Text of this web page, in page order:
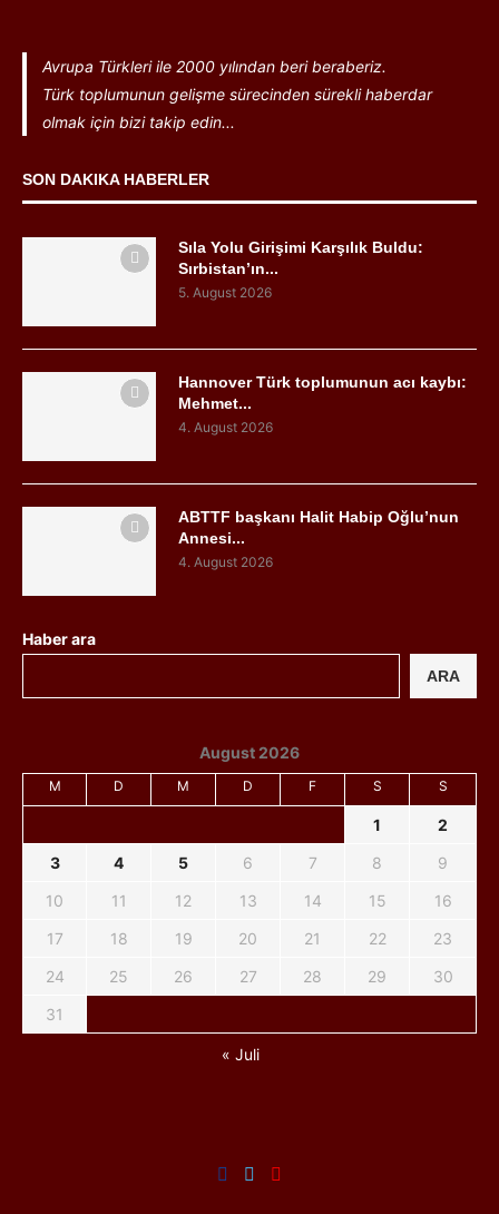
Avrupa Türkleri ile 2000 yılından beri beraberiz.
Türk toplumunun gelişme sürecinden sürekli haberdar
olmak için bizi takip edin...
SON DAKIKA HABERLER
Sıla Yolu Girişimi Karşılık Buldu:
Sırbistan’ın...
5. August 2026
Hannover Türk toplumunun acı kaybı:
Mehmet...
4. August 2026
ABTTF başkanı Halit Habip Oğlu’nun
Annesi...
4. August 2026
Haber ara
ARA
August 2026
M D M D F S S
1
2
3
4 5 6 7 8
9
10
11 12 13 14 15
16
17
18 19 20 21 22
23
24
25 26 27 28 29
30
31
« Juli